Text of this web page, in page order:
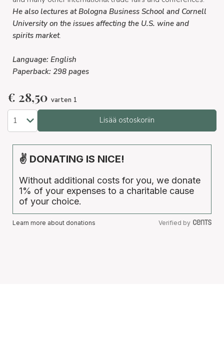
He also lectures at Bologna Business School and Cornell
University on the issues affecting the U.S. wine and
spirits market.
Language: English
Paperback: 298 pages
€ 28,50 varten 1
Lisää ostoskoriin
✌ DONATING IS NICE!
Without additional costs for you, we donate
1% of your expenses to a charitable cause
of your choice.
Learn more about donations Verified by